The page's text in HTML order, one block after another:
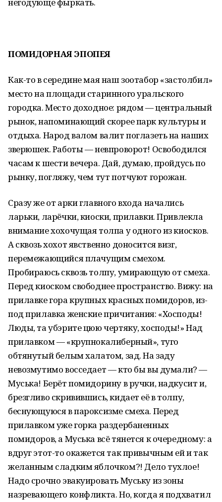
ПОМИДОРНАЯ ЭПОПЕЯ
Как-то в середине мая наш зоотабор «застолбил»
место на площади старинного уральского
городка. Место доходное: рядом — центральный
рынок, напоминающий скорее парк культуры и
отдыха. Народ валом валит поглазеть на наших
зверюшек. Работы — невпроворот! Освободился
часам к шести вечера. Дай, думаю, пройдусь по
рынку, погляжу, чем тут потчуют горожан.
Сразу же от арки главного входа начались
ларьки, ларёчки, киоски, прилавки. Привлекла
внимание хохочущая толпа у одного из киосков.
А сквозь хохот явственно доносится визг,
перемежающийся плачущим смехом.
Пробираюсь сквозь толпу, умирающую от смеха.
Перед киоском свободнее пространство. Вижу: на
прилавке гора крупных красных помидоров, из-
под прилавка женские причитания: «Хосподы!
Люды, та убэрите цюю чертяку, хосподы!» Над
прилавком — «крупнокалиберный», туго
обтянутый белым халатом, зад. На заду
невозмутимо восседает — кто бы вы думали? —
Муська! Берёт помидорину в ручки, надкусит и,
брезгливо скривившись, кидает её в толпу,
беснующуюся в пароксизме смеха. Перед
прилавком уже горка раздербаненных
помидоров, а Муська всё тянется к очередному: а
вдруг этот-то окажется так привычным ей и так
желанным сладким яблочком?! Дело тухлое!
Надо срочно эвакуировать Муську из зоны
назревающего конфликта. Но, когда я подхватил